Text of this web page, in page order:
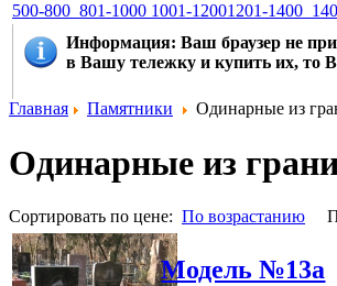
500-800 801-1000 1001-12001201-1400
Информация: Ваш браузер не
в Вашу тележку и купить их, то
Главная Памятники Одинарные из
Одинарные из
Сортировать по цене: По возрастанию
Модель №13а